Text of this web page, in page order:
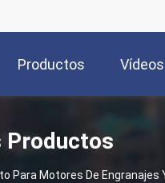
Productos Vídeos
Productos
Para Motores De Engranajes